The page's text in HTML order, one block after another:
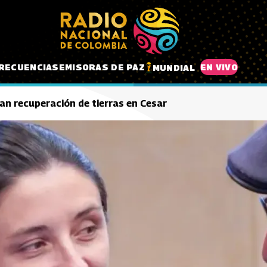
EMISORAS DE PAZ MUNDIAL EN VIVO
recuperación de tierras en Cesar